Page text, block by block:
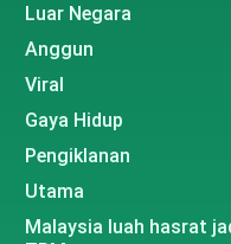
Luar Negara
Anggun
Viral
Gaya Hidup
Pengiklanan
Utama
Malaysia luah hasrat